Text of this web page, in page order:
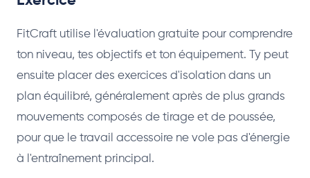
FitCraft utilise l'évaluation gratuite pour comprendre
ton niveau, tes objectifs et ton équipement. Ty peut
ensuite placer des exercices d'isolation dans un
plan équilibré, généralement après de plus grands
mouvements composés de tirage et de poussée,
pour que le travail accessoire ne vole pas d'énergie
à l'entraînement principal.